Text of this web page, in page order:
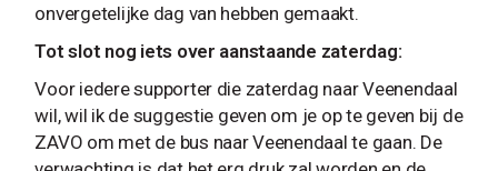
onvergetelijke dag van hebben gemaakt.
Tot slot nog iets over aanstaande zaterdag:
Voor iedere supporter die zaterdag naar Veenendaal
wil, wil ik de suggestie geven om je op te geven bij de
ZAVO om met de bus naar Veenendaal te gaan. De